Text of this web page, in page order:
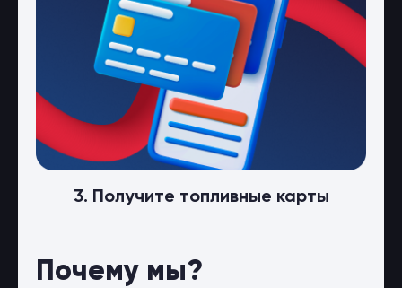
3. Получите топливные карты
Почему мы?